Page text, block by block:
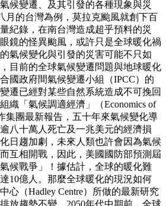
候變遷、及其引發的各種現象與災
月的台灣為例，莫拉克颱風就創下百
紀錄，在南台灣造成超乎預料的災
鏡的怪異颱風，或許只是全球暖化禍
氣候變化與引發的災害可能不只如
目前的全球氣候變遷問題與地球暖化
國政府間氣候變遷小組（IPCC）的
遷已經對某些自然系統造成不可挽回
織「氣候調適經濟」（Economics of
集團最新報告，五十年來氣候變化導
八十萬人死亡及一兆美元的經濟損
日趨加劇，未來人類也許會因為氣候
互相開戰，因此，美國國防部預測屆
候戰爭」！據估計，全球的暖化難
10億人。那麼全球暖化的現況如何
心（Hadley Centre）所做的最新研究
放趨勢不變，2050年代中期前，全球